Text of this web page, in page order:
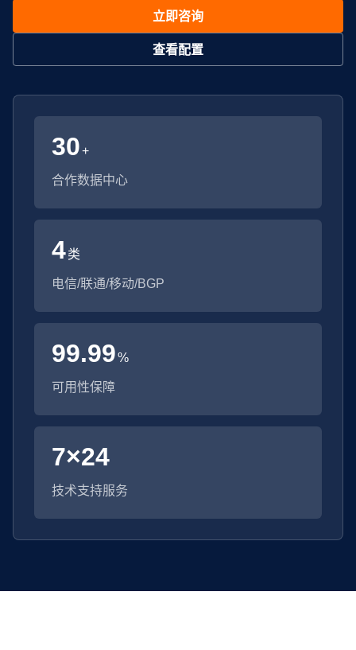
立即咨询
查看配置
30+
合作数据中心
4类
电信/联通/移动/BGP
99.99%
可用性保障
7×24
技术支持服务